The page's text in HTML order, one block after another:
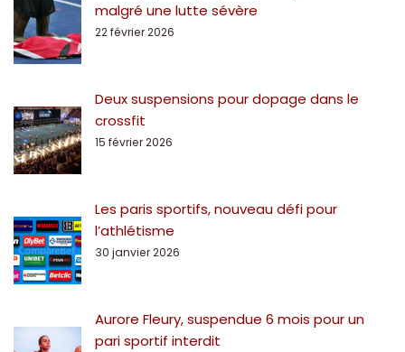
malgré une lutte sévère
22 février 2026
Deux suspensions pour dopage dans le
crossfit
15 février 2026
Les paris sportifs, nouveau défi pour
l’athlétisme
30 janvier 2026
Aurore Fleury, suspendue 6 mois pour un
pari sportif interdit